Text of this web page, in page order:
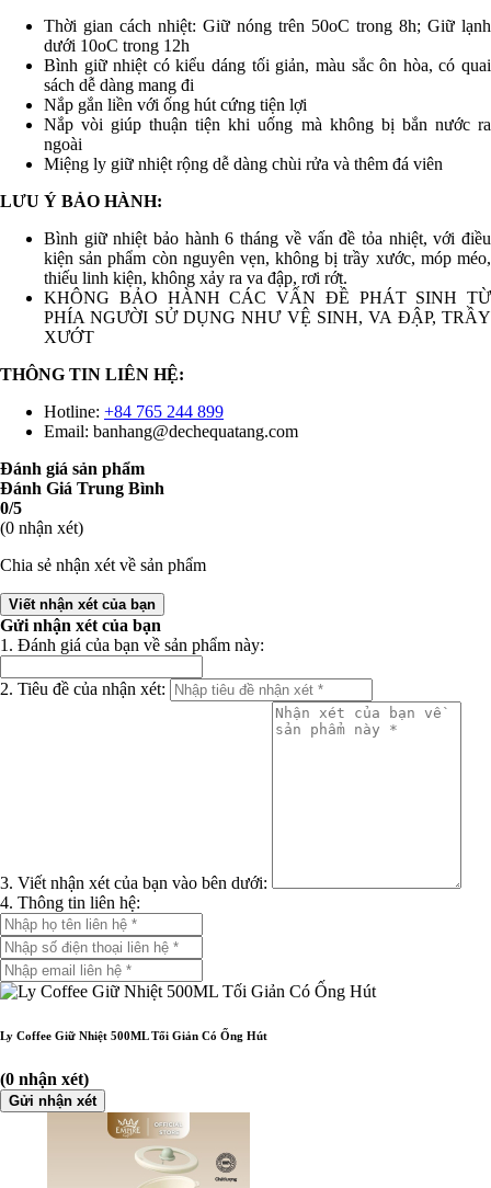
Thời gian cách nhiệt: Giữ nóng trên 50oC trong 8h; Giữ lạnh
dưới 10oC trong 12h
Bình giữ nhiệt có kiểu dáng tối giản, màu sắc ôn hòa, có quai
sách dễ dàng mang đi
Nắp gắn liền với ống hút cứng tiện lợi
Nắp vòi giúp thuận tiện khi uống mà không bị bắn nước ra
ngoài
Miệng ly giữ nhiệt rộng dễ dàng chùi rửa và thêm đá viên
LƯU Ý BẢO HÀNH:
Bình giữ nhiệt bảo hành 6 tháng về vấn đề tỏa nhiệt, với điều
kiện sản phẩm còn nguyên vẹn, không bị trầy xước, móp méo,
thiếu linh kiện, không xảy ra va đập, rơi rớt.
KHÔNG BẢO HÀNH CÁC VẤN ĐỀ PHÁT SINH TỪ
PHÍA NGƯỜI SỬ DỤNG NHƯ VỆ SINH, VA ĐẬP, TRẦY
XƯỚT
THÔNG TIN LIÊN HỆ:
Hotline: +84 765 244 899
Email: banhang@dechequatang.com
Đánh giá sản phẩm
Đánh Giá Trung Bình
0/5
(0 nhận xét)
Chia sẻ nhận xét về sản phẩm
Viết nhận xét của bạn
Gửi nhận xét của bạn
1. Đánh giá của bạn về sản phẩm này:
2. Tiêu đề của nhận xét:
3. Viết nhận xét của bạn vào bên dưới:
4. Thông tin liên hệ:
Ly Coffee Giữ Nhiệt 500ML Tối Giản Có Ống Hút
(0 nhận xét)
Gửi nhận xét